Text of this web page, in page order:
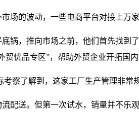
场的波动，一些电商平台对接上万
锅，推向市场之前，他们首先找
优品专区”，帮助外贸企业开拓国内
察了解到，这家工厂生产管理非
配送。但第一次试水，销量并不